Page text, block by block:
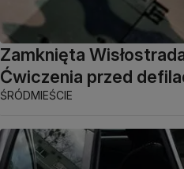
Zamknięta
Ćwiczenia przed
ŚRÓDMIEŚCIE